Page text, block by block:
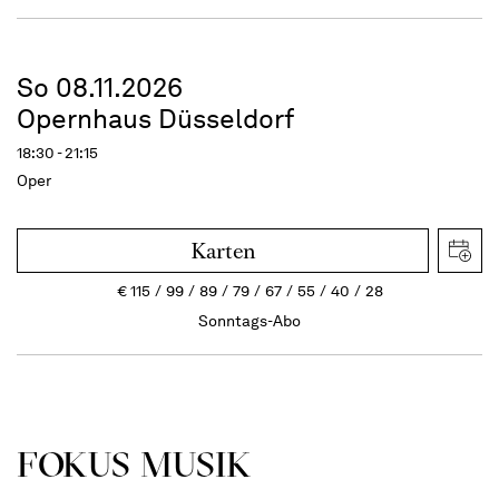
So 08.11.2026
Opernhaus Düsseldorf
18:30 - 21:15
Oper
Karten
€115 99 89 79 67 55 40
28
Sonntags-Abo
FOKUS MUSIK